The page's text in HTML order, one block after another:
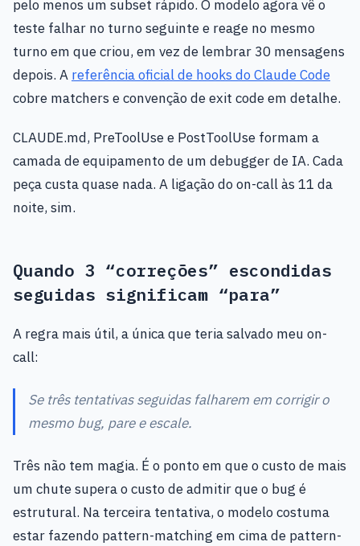
pelo menos um subset rápido. O modelo agora vê o
teste falhar no turno seguinte e reage no mesmo
turno em que criou, em vez de lembrar 30 mensagens
depois. A referência oficial de hooks do Claude Code
cobre matchers e convenção de exit code em detalhe.
CLAUDE.md, PreToolUse e PostToolUse formam a
camada de equipamento de um debugger de IA. Cada
peça custa quase nada. A ligação do on-call às 11 da
noite, sim.
Quando 3 “correções” escondidas
seguidas significam “para”
A regra mais útil, a única que teria salvado meu on-
call:
Se três tentativas seguidas falharem em corrigir o
mesmo bug, pare e escale.
Três não tem magia. É o ponto em que o custo de mais
um chute supera o custo de admitir que o bug é
estrutural. Na terceira tentativa, o modelo costuma
estar fazendo pattern-matching em cima de pattern-